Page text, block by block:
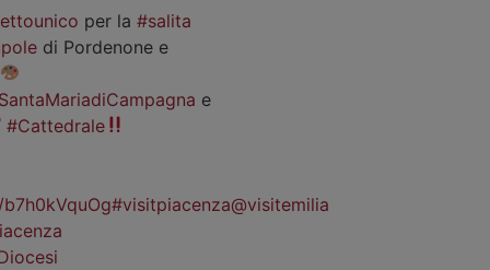
per la#salita
di Pordenone e
e
#Cattedrale
#visitpiacenza@visitemilia